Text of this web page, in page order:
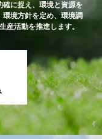
に捉え、環境と資源を
境⽅針を定め、環境調
産活動を推進します。